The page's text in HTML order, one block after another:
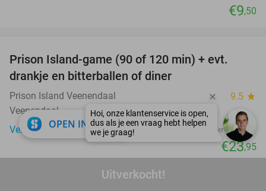
Uitverkocht!
€9,50
Prison Island-game (90 of 120 min) + evt.
drankje en bitterballen of diner
Prison Island Veenendaal 9.5 star
Veenendaal
Verkocht: 842
Regulier €36
€23,95
OPEN IN APP close